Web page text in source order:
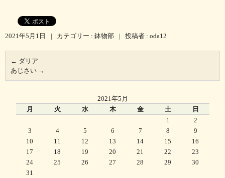
2021年5月1日 | カテゴリー : 鉢物部 | 投稿者 : oda12
← ダリア
あじさい →
2021年5月
月
火 水 木 金 土 日
1
2
3
4 5 6 7 8
9
10
11 12 13 14 15
16
17
18 19 20 21 22
23
24
25 26 27 28 29
30
31